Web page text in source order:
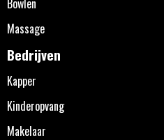
Bowlen
Massage
Bedrijven
Kapper
Kinderopvang
Makelaar